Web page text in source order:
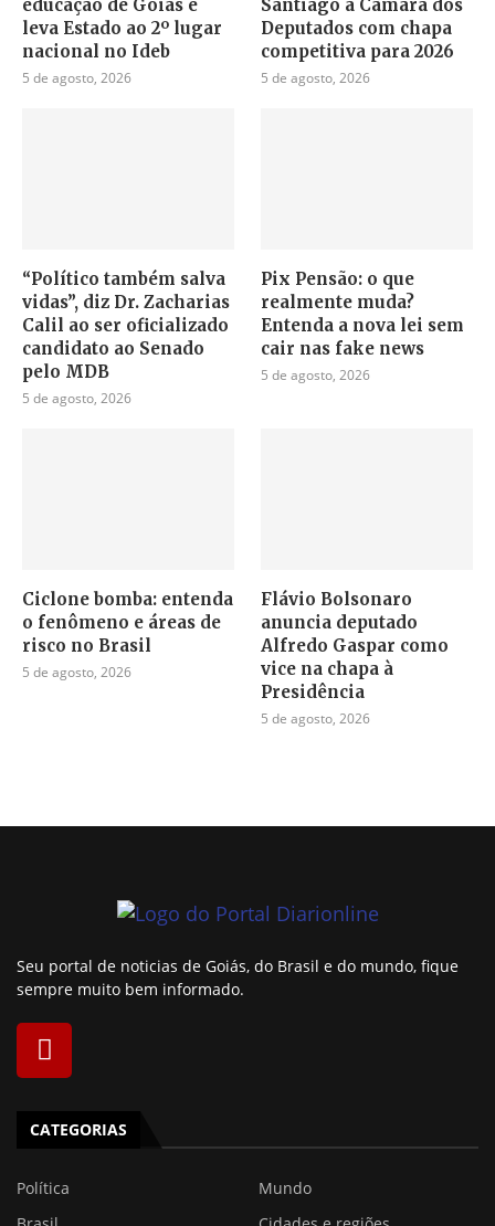
educação de Goiás e
leva Estado ao 2º lugar
nacional no Ideb
5 de agosto, 2026
Santiago à Câmara dos
Deputados com chapa
competitiva para 2026
5 de agosto, 2026
“Político também salva
vidas”, diz Dr. Zacharias
Calil ao ser oficializado
candidato ao Senado
pelo MDB
5 de agosto, 2026
Pix Pensão: o que
realmente muda?
Entenda a nova lei sem
cair nas fake news
5 de agosto, 2026
Ciclone bomba: entenda
o fenômeno e áreas de
risco no Brasil
5 de agosto, 2026
Flávio Bolsonaro
anuncia deputado
Alfredo Gaspar como
vice na chapa à
Presidência
5 de agosto, 2026
Seu portal de noticias de Goiás, do Brasil e do mundo, fique
sempre muito bem informado.
CATEGORIAS
Política
Mundo